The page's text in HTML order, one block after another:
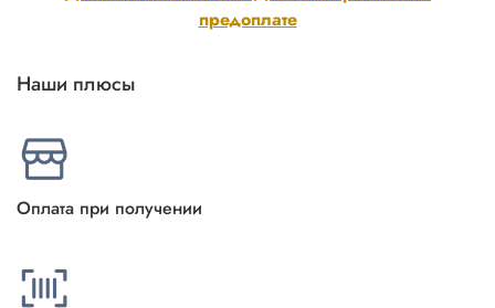
предоплате
Наши плюсы
Оплата при получении